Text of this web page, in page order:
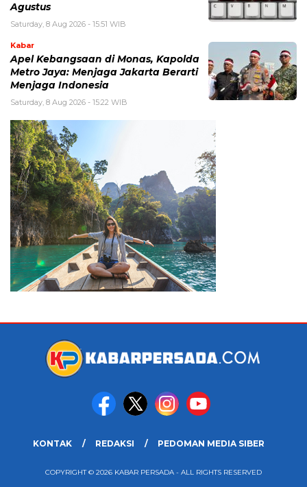
Agustus
Saturday, 8 Aug 2026 - 15:51 WIB
Kabar
Apel Kebangsaan di Monas, Kapolda
Metro Jaya: Menjaga Jakarta Berarti
Menjaga Indonesia
Saturday, 8 Aug 2026 - 15:22 WIB
KONTAK REDAKSI PEDOMAN MEDIA SIBER
COPYRIGHT © 2026 KABAR PERSADA - ALL RIGHTS RESERVED